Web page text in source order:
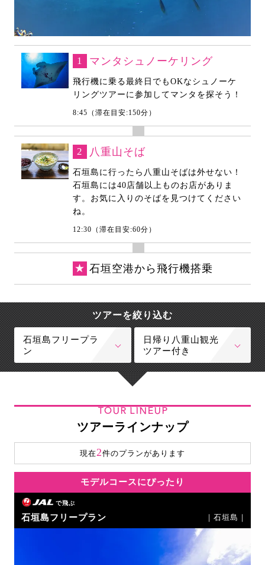
1 マンタシュノーケリング
飛行機に乗る最終日でもOKなシュノーケ
リングツアーに参加してマンタを探そう！
8:45（滞在目安:150分）
2 八重山そば
石垣島に行ったら八重山そばは外せない！
石垣島には40店舗以上ものお店がありま
す。お気に入りのそばを見つけてください
ね。
12:30（滞在目安:60分）
★ 石垣空港から飛行機搭乗
ツアーを絞り込む
石垣島フリープラ
ン
日帰り八重山観光
ツアー付き
TOUR LINEUP
ツアーラインナップ
現在2件のプランがあります
モデルコースにぴったり
で飛ぶ
石垣島フリープラン ｜石垣島｜